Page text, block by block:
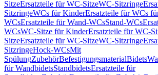
SitzeErsatzteile für WC-SitzeWC-Sitzringe
SitzringeWCs für KinderErsatzteile für WCs
WCsErsatzteile für Wand-WCsStand-WCs
WCsWC-Sitze für KinderErsatzteile für WC-
SitzeErsatzteile für WC-SitzeWC-Sitzringe
SitzringeHock-WCsMit
SpülungZubehörBefestigungsmaterialBidets
für WandbidetsStandbidetsErsatzteile für